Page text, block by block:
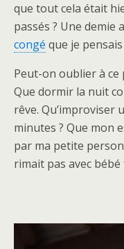
que tout cela était
passés ? Une demie
congé que je
Peut-on oublier à ce
Que dormir la nuit
rêve. Qu’improviser
minutes ? Que mon
par ma petite
rimait pas avec bébé